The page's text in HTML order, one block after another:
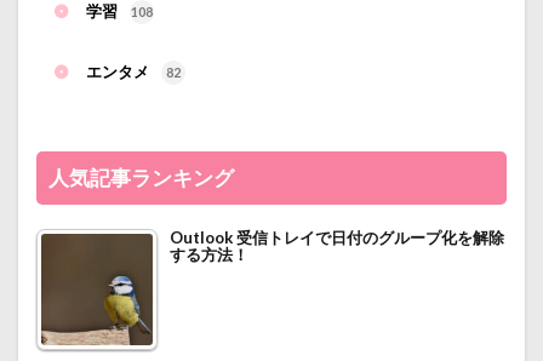
学習 108
エンタメ 82
人気記事ランキング
Outlook 受信トレイで日付のグループ化を解除
する方法！